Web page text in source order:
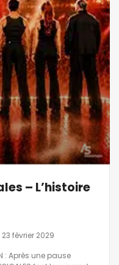
– L’histoire
23 février 2029
: Après une pause